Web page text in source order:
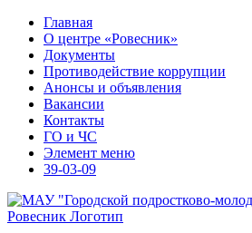
Skip
content
Главная
О центре «Ровесник»
Документы
Противодействие коррупции
Анонсы и объявления
Вакансии
Контакты
ГО и ЧС
Элемент меню
39-03-09